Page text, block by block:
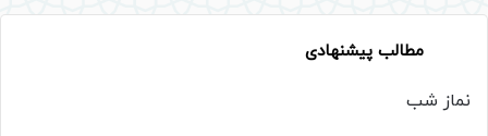
مطالب پیشنهادی
نماز شب